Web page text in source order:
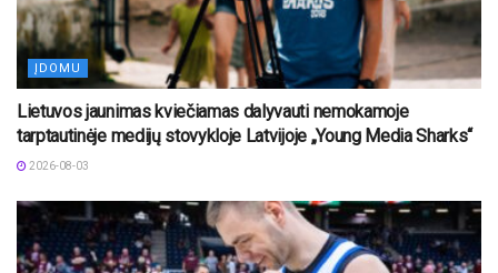
ĮDOMU
Lietuvos jaunimas kviečiamas dalyvauti nemokamoje
tarptautinėje medijų stovykloje Latvijoje „Young Media Sharks“
2026-08-03